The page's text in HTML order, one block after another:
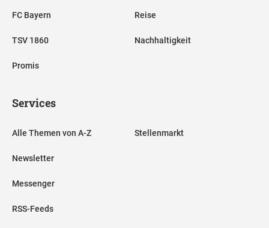
FC Bayern
TSV 1860
Promis
Reise
Nachhaltigkeit
Services
Alle Themen von A-Z
Newsletter
Messenger
RSS-Feeds
Stellenmarkt